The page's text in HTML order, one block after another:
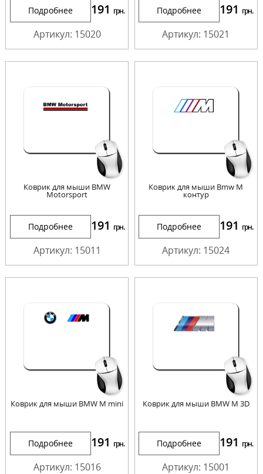
Подробнее 191 грн.
Артикул: 15020
Подробнее 191 грн.
Артикул: 15021
Коврик для мыши BMW
Motorsport
Подробнее 191 грн.
Артикул: 15011
Коврик для мыши Bmw M
контур
Подробнее 191 грн.
Артикул: 15024
Коврик для мыши BMW M mini
Подробнее 191 грн.
Артикул: 15016
Коврик для мыши BMW M 3D
Подробнее 191 грн.
Артикул: 15001